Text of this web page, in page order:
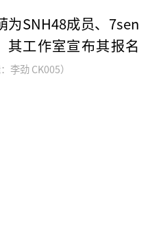
为SNH48成员、7sen
其工作室宣布其报名
李劲 CK005）